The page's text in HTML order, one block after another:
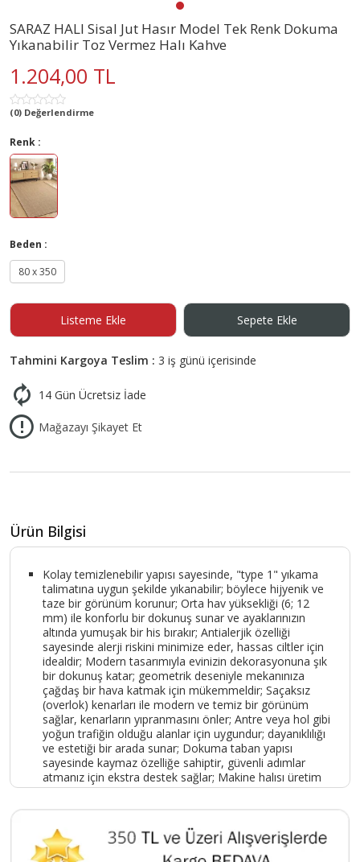
SARAZ HALI Sisal Jut Hasır Model Tek Renk Dokuma
Yıkanabilir Toz Vermez Halı Kahve
1.204,00 TL
(0) Değerlendirme
Renk :
Beden :
80 x 350
Listeme Ekle Sepete Ekle
Tahmini Kargoya Teslim : 3 iş günü içerisinde
14 Gün Ücretsiz İade
Mağazayı Şikayet Et
Ürün Bilgisi
Kolay temizlenebilir yapısı sayesinde, "type 1" yıkama
talimatına uygun şekilde yıkanabilir; böylece hijyenik ve
taze bir görünüm korunur; Orta hav yüksekliği (6; 12
mm) ile konforlu bir dokunuş sunar ve ayaklarınızın
altında yumuşak bir his bırakır; Antialerjik özelliği
sayesinde alerji riskini minimize eder, hassas ciltler için
idealdir; Modern tasarımıyla evinizin dekorasyonuna şık
bir dokunuş katar; geometrik deseniyle mekanınıza
çağdaş bir hava katmak için mükemmeldir; Saçaksız
(overlok) kenarları ile modern ve temiz bir görünüm
sağlar, kenarların yıpranmasını önler; Antre veya hol gibi
yoğun trafiğin olduğu alanlar için uygundur; dayanıklılığı
ve estetiği bir arada sunar; Dokuma taban yapısı
sayesinde kaymaz özelliğe sahiptir, güvenli adımlar
atmanız için ekstra destek sağlar; Makine halısı üretim
tekniği ile üretilmiştir; kalite ve dayanıklılığı bir arada
sunar; Hasır mat;
Ürün Kodu : 9764-TMKAHVE80X350